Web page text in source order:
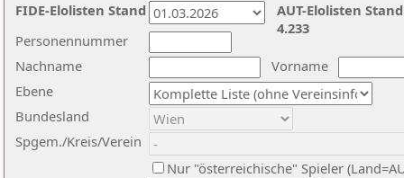
Nachname
Vorname
Ebene
Personennummer
Bundesland
Spgem./Kreis/Verein
Nur "österreichische" Spieler
AUT-Elolisten
4.233
FIDE-Elolisten Stand